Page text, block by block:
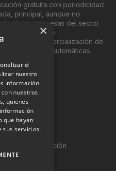
gratuita con periodicidad
principal, aunque no
y empresas del sector
que se conoce
a la comercialización de
de máquinas automáticas.
de la información
×
el
nuestro
información
nuestros
quienes
que hayan
sus servicios.